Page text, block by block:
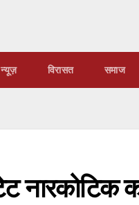
‍‍विरासत समाज
नारकोटिक